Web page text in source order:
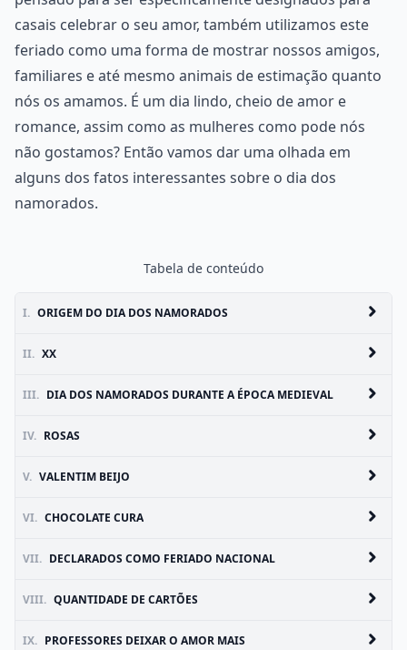
casais celebrar o seu amor, também utilizamos este
feriado como uma forma de mostrar nossos amigos,
familiares e até mesmo animais de estimação quanto
nós os amamos. É um dia lindo, cheio de amor e
romance, assim como as mulheres como pode nós
não gostamos? Então vamos dar uma olhada em
alguns dos fatos interessantes sobre o dia dos
namorados.
Tabela de conteúdo
I. ORIGEM DO DIA DOS NAMORADOS
II. XX
III. DIA DOS NAMORADOS DURANTE A ÉPOCA MEDIEVAL
IV. ROSAS
V. VALENTIM BEIJO
VI. CHOCOLATE CURA
VII. DECLARADOS COMO FERIADO NACIONAL
VIII. QUANTIDADE DE CARTÕES
IX. PROFESSORES DEIXAR O AMOR MAIS